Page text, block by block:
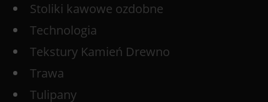
Stoliki kawowe ozdobne
Technologia
Tekstury Kamień Drewno
Trawa
Tulipany